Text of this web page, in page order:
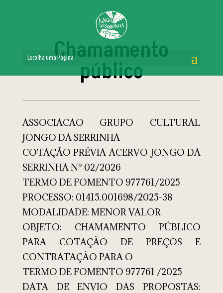
Escolha uma PáginaChamamento
público
ASSOCIACAO GRUPO CULTURAL
JONGO DA SERRINHA
COTAÇÃO PRÉVIA ACERVO JONGO DA
SERRINHA N° 02/2026
TERMO DE FOMENTO 977761/2025
PROCESSO: 01415.001698/2025-38
MODALIDADE: MENOR VALOR
OBJETO: CHAMAMENTO PÚBLICO
PARA COTAÇÃO DE PREÇOS E
CONTRATAÇÃO PARA O
TERMO DE FOMENTO 977761 /2025
DATA DE ENVIO DAS PROPOSTAS: